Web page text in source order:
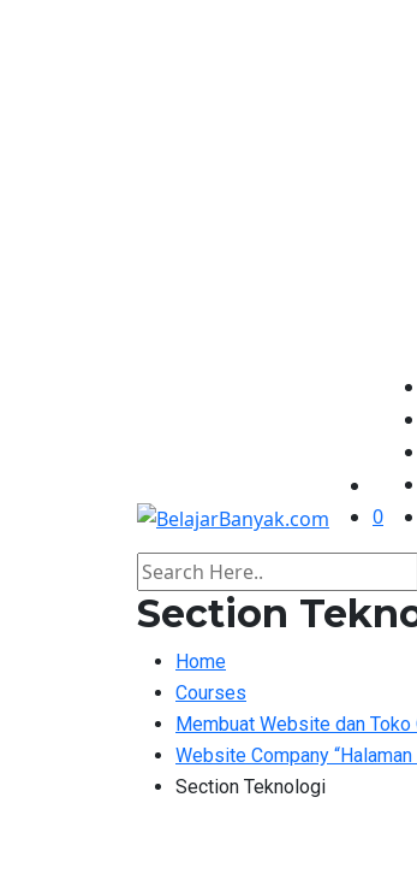
0
Section
Home
Courses
Membuat Website dan Toko
Website Company
Section Teknologi